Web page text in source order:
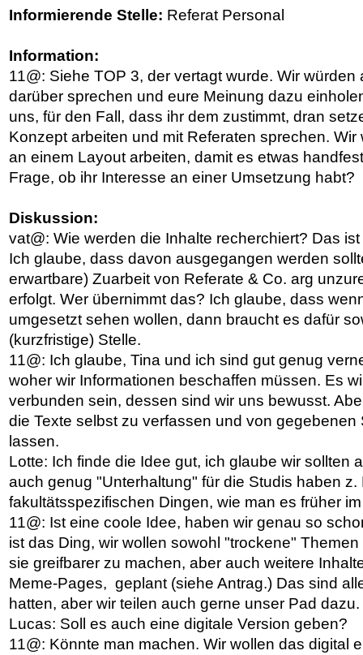
Informierende Stelle: Referat Personal
Information:
11@: Siehe TOP 3, der vertagt wurde. Wir würden
darüber sprechen und eure Meinung dazu
uns, für den Fall, dass ihr dem zustimmt, dran
Konzept arbeiten und mit Referaten sprechen.
an einem Layout arbeiten, damit es etwas
Frage, ob ihr Interesse an einer Umsetzung habt?
Diskussion:
vat@: Wie werden die Inhalte recherchiert? Das
Ich glaube, dass davon ausgegangen werden
erwartbare) Zuarbeit von Referate & Co. arg
erfolgt. Wer übernimmt das? Ich glaube, dass
umgesetzt sehen wollen, dann braucht es dafür
(kurzfristige) Stelle.
11@: Ich glaube, Tina und ich sind gut genug
woher wir Informationen beschaffen müssen. Es
verbunden sein, dessen sind wir uns bewusst.
die Texte selbst zu verfassen und von
lassen.
Lotte: Ich finde die Idee gut, ich glaube wir sollten
auch genug "Unterhaltung" für die Studis haben z.
fakultätsspezifischen Dingen, wie man es früher
11@: Ist eine coole Idee, haben wir genau so
ist das Ding, wir wollen sowohl "trockene"
sie greifbarer zu machen, aber auch weitere
Meme-Pages, geplant (siehe Antrag.) Das sind
hatten, aber wir teilen auch gerne unser Pad dazu.
Lucas: Soll es auch eine digitale Version geben?
11@: Könnte man machen. Wir wollen das digital